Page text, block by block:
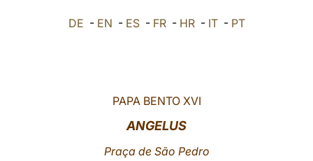
DE - EN - ES- FR- HR- IT- PT
PAPA BENTO XVI
ANGELUS
Praça de São Pedro